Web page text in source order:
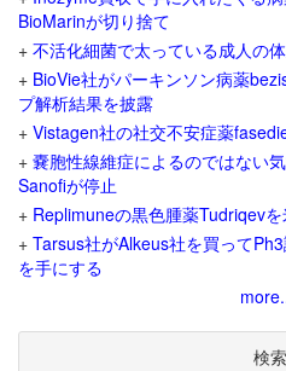
BioMarinが切り捨て
+ 不活化細菌で太っている成人の
+ BioVie社がパーキンソン病薬
プ解析結果を披露
+ Vistagen社の社交不安症薬
+ 嚢胞性線維症によるのではない
Sanofiが停止
+ Replimuneの黒色腫薬Tudriqev
+ Tarsus社がAlkeus社を買って
を手にする
検索